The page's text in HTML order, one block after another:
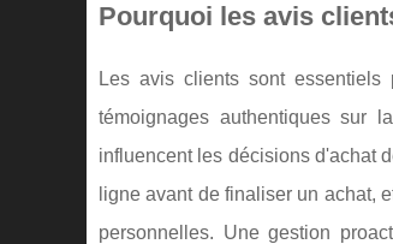
Pourquoi les avis
Les avis clients sont
témoignages authentiques sur
influencent les décisions d'achat
ligne avant de finaliser un achat,
personnelles. Une gestion